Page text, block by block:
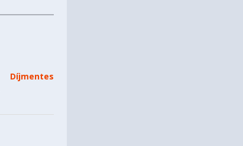
Díjmentes